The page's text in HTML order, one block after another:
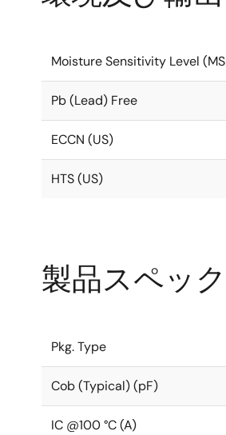
Moisture Sensitivity Level
Pb (Lead) Free
ECCN (US)
HTS (US)
製品スペック
Pkg. Type
Cob (Typical) (pF)
IC @100 °C (A)